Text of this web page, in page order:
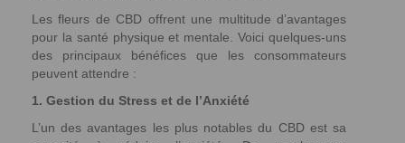
Les fleurs de CBD offrent une multitude d’avantages
pour la santé physique et mentale. Voici quelques-uns
des principaux bénéfices que les consommateurs
peuvent attendre :
1. Gestion du Stress et de l’Anxiété
L’un des avantages les plus notables du CBD est sa